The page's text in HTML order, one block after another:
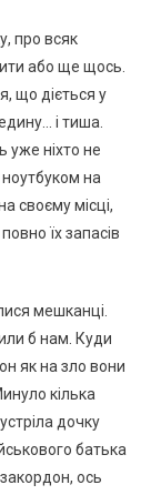
про всяк
або ще щось.
що діється у
і тиша.
ніхто не
ноутбуком на
своєму місці,
їх запасів
мешканці.
б нам. Куди
як на зло вони
кілька
дочку
батька
ось